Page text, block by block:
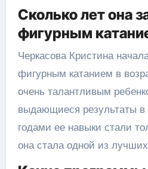
Сколько лет она
фигурным
Черкасова Кристина
фигурным катанием в
очень талантливым
выдающиеся результаты в
годами ее навыки стали
она стала одной из